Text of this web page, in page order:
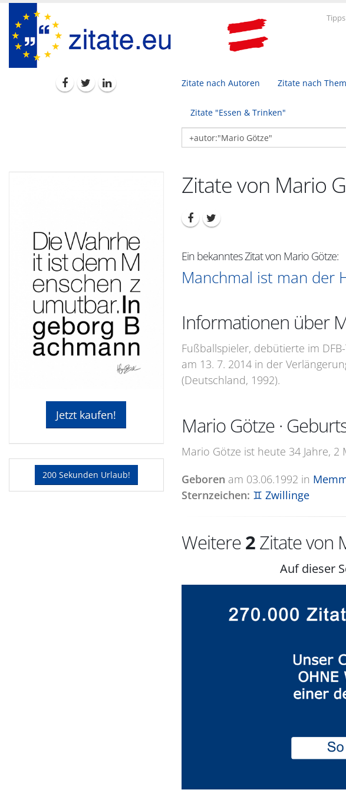
Zitate nach Autoren Zitate nach
Zitate "Essen & Trinken"
Jetzt kaufen!
200 Sekunden Urlaub!
Zitate von Mario
Ein bekanntes Zitat von Mario Götze:
Manchmal ist man der
Informationen über
Fußballspieler, debütierte im
am 13. 7. 2014 in der
(Deutschland, 1992).
Mario Götze ·
Mario Götze ist heute 34 Jahre, 2
Geboren am 03.06.1992 in
Sternzeichen: ♊ Zwillinge
Weitere2Zitate von
Auf dieser